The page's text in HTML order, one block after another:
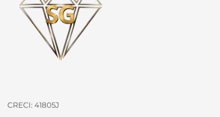
CRECI: 41805J